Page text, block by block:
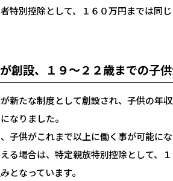
特別控除として、１６０万円までは同
創設、１９～２２歳までの子
新たな制度として創設され、子供の年
なりました。
子供がこれまで以上に働く事が可能にな
る場合は、特定親族特別控除として、
となっています。